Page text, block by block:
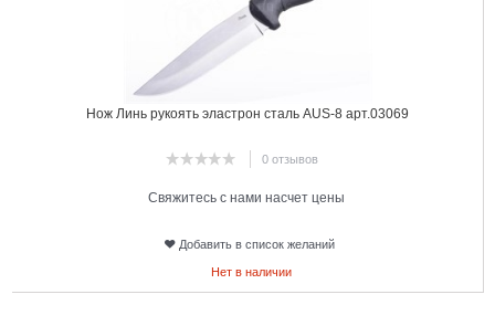
Нож Линь рукоять эластрон сталь AUS-8 арт.03069
0 отзывов
Свяжитесь с нами насчет цены
Добавить в список желаний
Нет в наличии